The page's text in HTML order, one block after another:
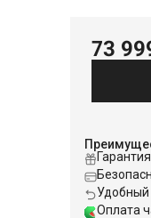
73
Удобный
Оплата